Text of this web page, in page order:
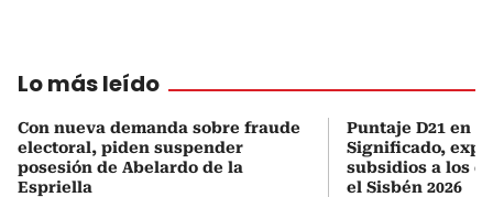
Lo más leído
Con nueva demanda sobre fraude
electoral, piden suspender
posesión de Abelardo de la
Espriella
Puntaje D21 en
Significado,
subsidios a los
el Sisbén 2026